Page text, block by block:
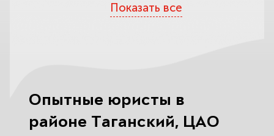
о детях в Таганском районе.
Защитим вас и ваши интересы.
Показать все
Опытные юристы в
районе Таганский, ЦАО